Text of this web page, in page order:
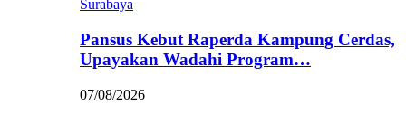
Surabaya
Pansus Kebut Raperda Kampung Cerdas,
Upayakan Wadahi Program…
07/08/2026